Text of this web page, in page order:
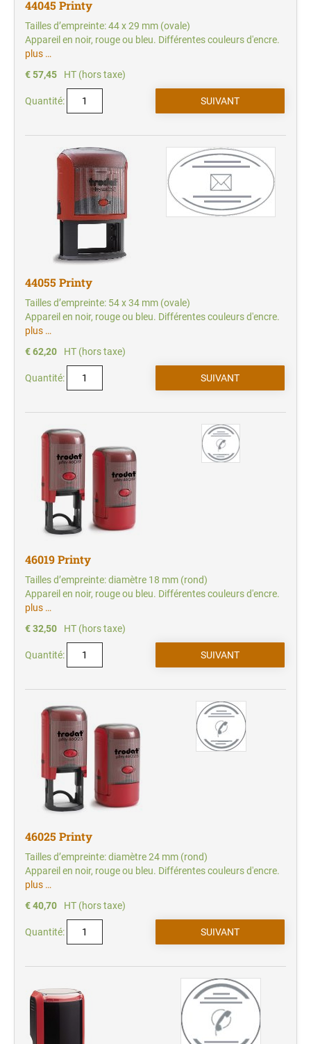
44045 Printy
Tailles d’empreinte: 44 x 29 mm (ovale)
Appareil en noir, rouge ou bleu. Différentes couleurs d'encre.
plus …
€ 57,45
HT (hors taxe)
Quantité:
44055 Printy
Tailles d’empreinte: 54 x 34 mm (ovale)
Appareil en noir, rouge ou bleu. Différentes couleurs d'encre.
plus …
€ 62,20
HT (hors taxe)
Quantité:
46019 Printy
Tailles d’empreinte: diamètre 18 mm (rond)
Appareil en noir, rouge ou bleu. Différentes couleurs d'encre.
plus …
€ 32,50
HT (hors taxe)
Quantité:
46025 Printy
Tailles d’empreinte: diamètre 24 mm (rond)
Appareil en noir, rouge ou bleu. Différentes couleurs d'encre.
plus …
€ 40,70
HT (hors taxe)
Quantité: